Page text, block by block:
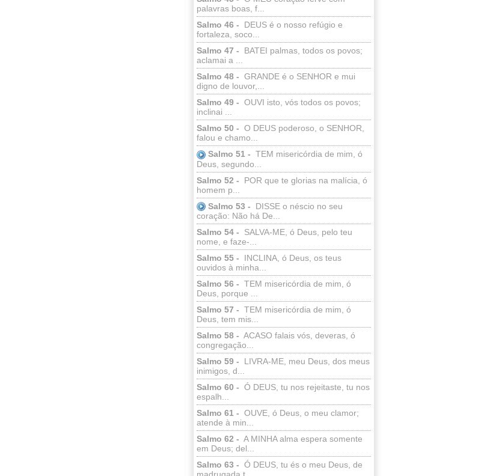
palavras boas, f...
Salmo 46 -
DEUS é o nosso refúgio e
fortaleza, soco...
Salmo 47 -
BATEI palmas, todos os povos;
aclamai a ...
Salmo 48 - GRANDE é o SENHOR e mui
digno de louvor,...
Salmo 49 - OUVI isto, vós todos os povos;
inclinai ...
Salmo 50 - O DEUS poderoso, o SENHOR,
falou e chamo...
Salmo 51 - TEM misericórdia de mim, ó
Deus, segundo...
Salmo 52 -
POR que te glorias na malícia, ó
homem p...
Salmo 53 -
DISSE o néscio no seu
coração: Não há De...
Salmo 54 -
SALVA-ME, ó Deus, pelo teu
nome, e faze-...
Salmo 55 -
INCLINA, ó Deus, os teus
ouvidos à minha...
Salmo 56 - TEM misericórdia de mim, ó
Deus, porque ...
Salmo 57 - TEM misericórdia de mim, ó
Deus, tem mis...
Salmo 58 - ACASO falais vós, deveras, ó
congregação...
Salmo 59 -
LIVRA-ME, meu Deus, dos meus
inimigos, d...
Salmo 60 - Ó DEUS, tu nos rejeitaste, tu nos
espalh...
Salmo 61 - OUVE, ó Deus, o meu clamor;
atende à min...
Salmo 62 - A MINHA alma espera somente
em Deus; del...
Salmo 63 - Ó DEUS, tu és o meu Deus, de